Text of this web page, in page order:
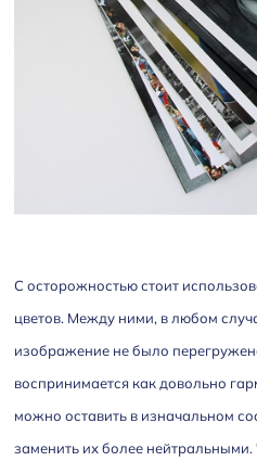
С осторожностью стоит
цветов. Между ними, в любом
изображение не было
воспринимается как довольно
можно оставить в изначальном
заменить их более нейтральными.